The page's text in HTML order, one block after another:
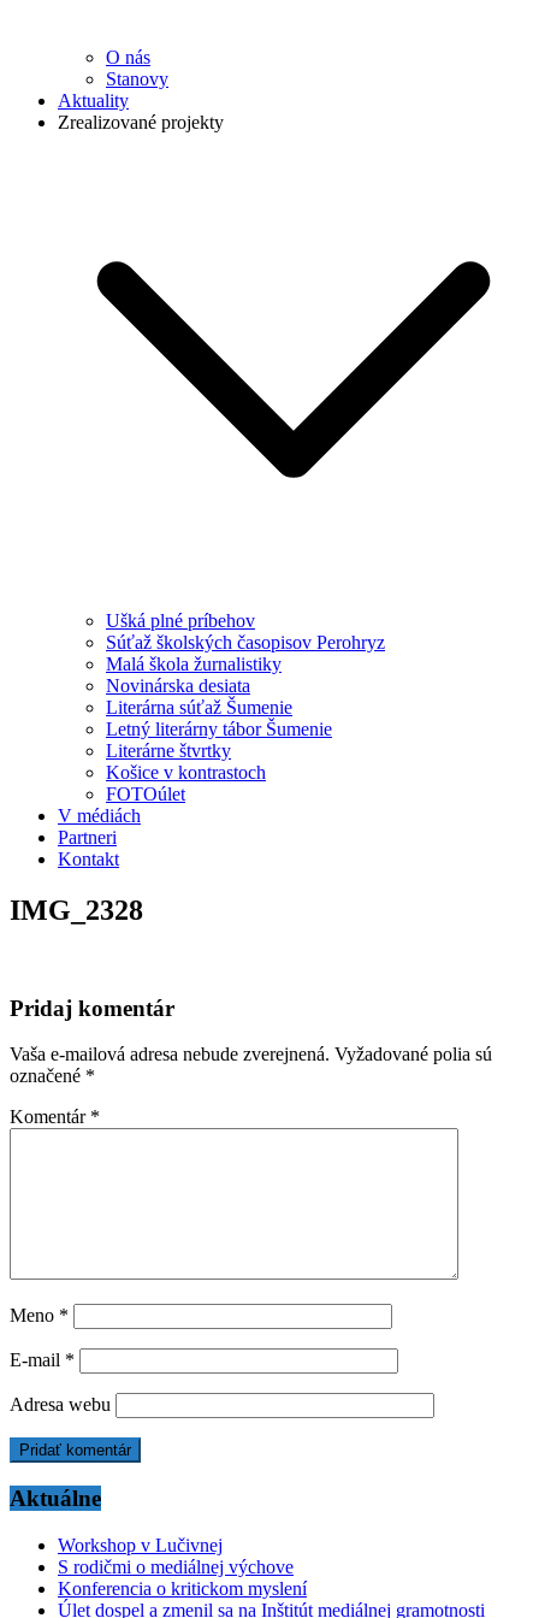
O nás
Stanovy
Aktuality
Zrealizované projekty
Ušká plné príbehov
Súťaž školských časopisov Perohryz
Malá škola žurnalistiky
Novinárska desiata
Literárna súťaž Šumenie
Letný literárny tábor Šumenie
Literárne štvrtky
Košice v kontrastoch
FOTOúlet
V médiách
Partneri
Kontakt
IMG_2328
Pridaj komentár
Vaša e-mailová adresa nebude zverejnená. Vyžadované polia sú
označené *
Komentár *
Meno *
E-mail *
Adresa webu
Aktuálne
Workshop v Lučivnej
S rodičmi o mediálnej výchove
Konferencia o kritickom myslení
Úlet dospel a zmenil sa na Inštitút mediálnej gramotnosti